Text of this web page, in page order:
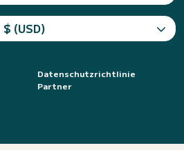
$ (USD)
Datenschutzrichtlinie
Partner